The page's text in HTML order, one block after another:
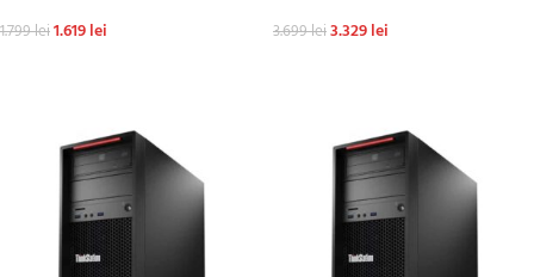
1.799lei1.619lei 3.699lei3.329lei